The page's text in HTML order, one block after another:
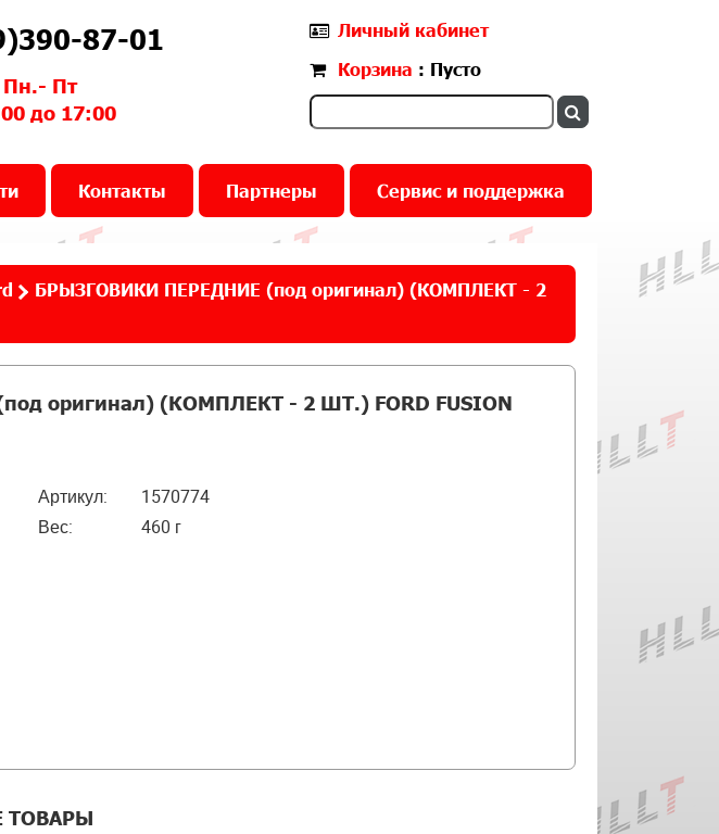
87-01
Пн.- Пт
до 17:00
Личный кабинет
Корзина : Пусто
Контакты Партнеры Сервис и поддержка
БРЫЗГОВИКИ ПЕРЕДНИЕ (под оригинал) (КОМПЛЕКТ - 2
оригинал) (КОМПЛЕКТ - 2 ШТ.) FORD FUSION
Артикул:
1570774
Вес:
460 г
ТОВАРЫ